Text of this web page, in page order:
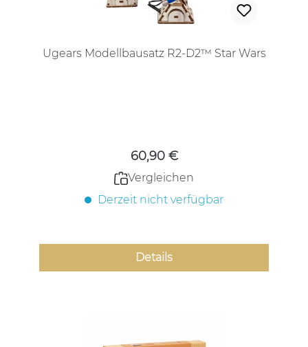
Ugears Modellbausatz R2-D2™ Star Wars
60,90 €
Vergleichen
Derzeit nicht verfügbar
Details